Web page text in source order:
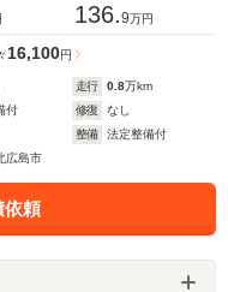
136.9万円
16,100円
走行 0.8万km
付 修復
なし
整備
法定整備付
広島市
依頼